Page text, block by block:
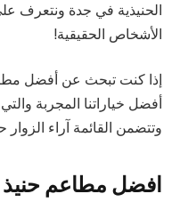
الحنيذية في جدة ونتعرف
الأشخاص الحقيقية!
إذا كنت تبحث عن أفضل
أفضل خياراتنا المجربة
وتتضمن القائمة آراء
افضل مطاعم